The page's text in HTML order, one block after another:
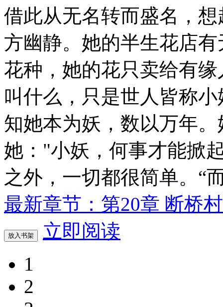
借此从无名转而盛名，
方幽静。她的半生花店
花种，她的花只卖给有
叫什么，只是世人皆称
知她本为妖，数以万年
她："小妖，何事才能掀
之外，一切都很简单。“
最新章节：第20章 断桥
放入书架
立即阅读
1
2